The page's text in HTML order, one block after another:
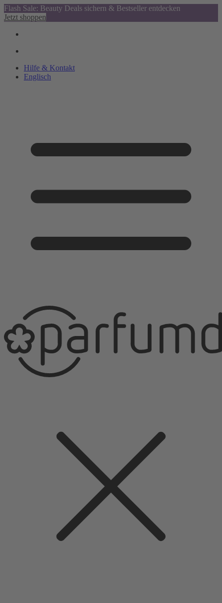
Flash Sale: Beauty Deals sichern & Bestseller entdecken
Jetzt shoppen
Hilfe & Kontakt
Englisch